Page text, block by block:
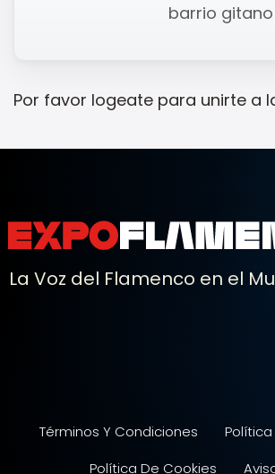
barrio
Por favor logeate para unirte a
La Voz del Flamenco en el
Términos Y Condiciones
Política De Cookies